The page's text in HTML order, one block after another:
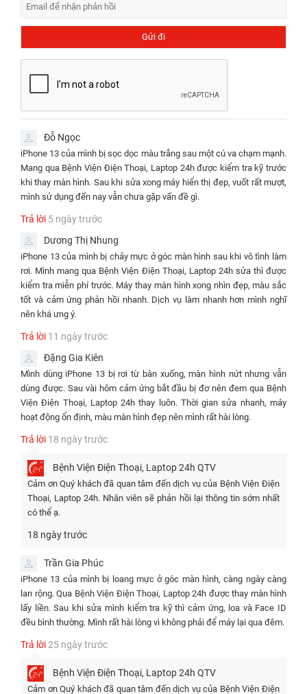
Thay màn hình iPhone 13 hết bao nhiêu tiền? Hiện nay mức giá cho
dịch vụ thay màn hình iPhone 13 có thể dao động từ
dịch vụ đi kèm. TạiBệnh Viện Điện Thoại, Laptop 24h
nhất cho sự lựa chọn của bạn. Dưới đây là bảng giá chi tiết cho các
loại dịch vụ thay màn hình iPhone 13 mà bạn có thể tham khảo.
Bảng giá thay màn hình iPhone 13 chính hãng tại TPHCM cập nhật
DỊCH VỤ GIÁ
SỬA CHỮA
BẢO HÀNH
✅ Thay màn hình iPhone
13 Incell JK
⭐850.000đ
⌛30 -
45 phút
Bảo hành 12
✅ Thay màn hình iPhone
✅ Thay màn hình iPhone
13 GX Oled
⭐1.540.000
đ
⌛30 -
45 phút
Bảo hành 12
tháng
✅ Thay màn hình iPhone
13 REXON loại Pro
⭐2.590.000
⌛30 -
Bảo hành vĩnh
viễn - Bao rơi vỡ
Giá trên đã bao gồm công thợ, không phát sinh thêm bất kỳ chi
phí khác
Áp dụng nhiều chương trình khuyến mãi trên cùng 1 hóa đơn
Giá trên có thể thay đổi theo tùy thời điểm, quý khách vui lòng
xem ở trên để cập nhật giá mới nhất
Màn hình
Đỗ Ngọc
iPhone 13 của mình bị sọc dọc màu trắng sau một cú va chạm mạnh.
Mang qua Bệnh Viện Điện Thoại, Laptop 24h được kiểm tra kỹ trước
khi thay màn hình. Sau khi sửa xong máy hiển thị đẹp, vuốt rất mượt,
mình sử dụng đến nay vẫn chưa gặp vấn đề gì.
Trả lời 5 ngày trước
Dương Thị Nhung
iPhone 13 của mình bị chảy mực ở góc màn hình sau khi vô tình làm
rơi. Mình mang qua Bệnh Viện Điện Thoại, Laptop 24h sửa thì được
kiểm tra miễn phí trước. Máy thay màn hình xong nhìn đẹp, màu sắc
tốt và cảm ứng phản hồi nhanh. Dịch vụ làm nhanh hơn mình nghĩ
nên khá ưng ý.
Trả lời 11 ngày trước
Đặng Gia Kiên
Mình dùng iPhone 13 bị rơi từ bàn xuống, màn hình nứt nhưng vẫn
dùng được. Sau vài hôm cảm ứng bắt đầu bị đơ nên đem qua Bệnh
Viện Điện Thoại, Laptop 24h thay luôn. Thời gian sửa nhanh, máy
hoạt động ổn định, màu màn hình đẹp nên mình rất hài lòng.
Trả lời 18 ngày trước
Bệnh Viện Điện Thoại, Laptop 24h QTV
Cảm ơn Quý khách đã quan tâm đến dịch vụ của Bệnh Viện Điện
Thoại, Laptop 24h. Nhân viên sẽ phản hồi lại thông tin sớm nhất
có thể ạ.
18 ngày trước
Trần Gia Phúc
iPhone 13 của mình bị loang mực ở góc màn hình, càng ngày càng
lan rộng. Qua Bệnh Viện Điện Thoại, Laptop 24h được thay màn hình
lấy liền. Sau khi sửa mình kiểm tra kỹ thì cảm ứng, loa và Face ID
đều bình thường. Mình rất hài lòng vì không phải để máy lại qua đêm.
Trả lời25 ngày trước
Bệnh Viện Điện Thoại, Laptop 24h QTV
Cảm ơn Quý khách đã quan tâm đến dịch vụ của Bệnh Viện Điện